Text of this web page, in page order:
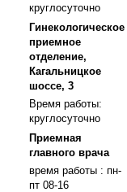
круглосуточно
Гинекологическое
приемное
отделение,
Кагальницкое
шоссе, 3
Время работы:
круглосуточно
Приемная
главного врача
время работы : пн-
пт 08-16